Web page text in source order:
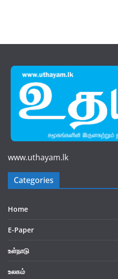
www.uthayam.lk
Categories
Home
E-Paper
உள்நாடு
உலகம்